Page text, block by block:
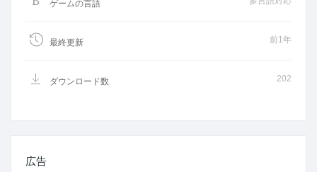
ゲームの言語
最終更新 前1年
ダウンロード数 202
広告